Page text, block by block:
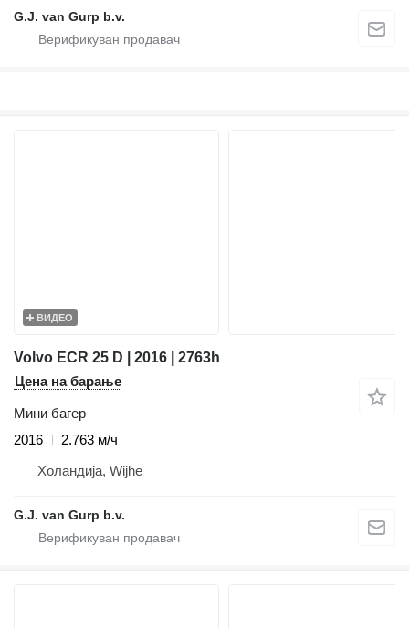
G.J. van Gurp b.v.
ВИДЕО
Volvo ECR 25 D | 2016 | 2763h
Цена на барање
Мини багер
2016
2.763 м/ч
Холандија, Wijhe
G.J. van Gurp b.v.